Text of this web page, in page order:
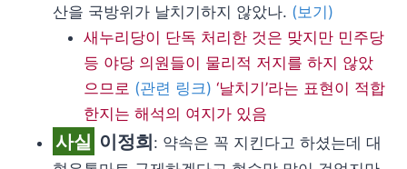
산을 국방위가 날치기하지 않았나. (보기)
새누리당이 단독 처리한 것은 맞지만 민주당
등 야당 의원들이 물리적 저지를 하지 않았
으므로 (관련 링크) ‘날치기’라는 표현이 적합
한지는 해석의 여지가 있음
사실 이정희: 약속은 꼭 지킨다고 하셨는데 대